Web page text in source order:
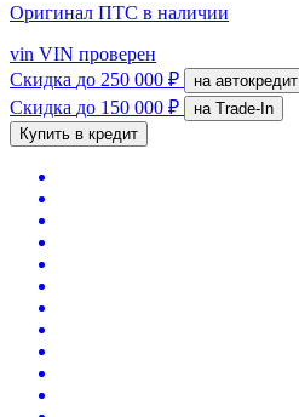
Оригинал ПТС в наличии
vin VIN проверен
Скидка до 250 000 ₽ на автокредит
Скидка до 150 000 ₽
на Trade-In
Купить в кредит